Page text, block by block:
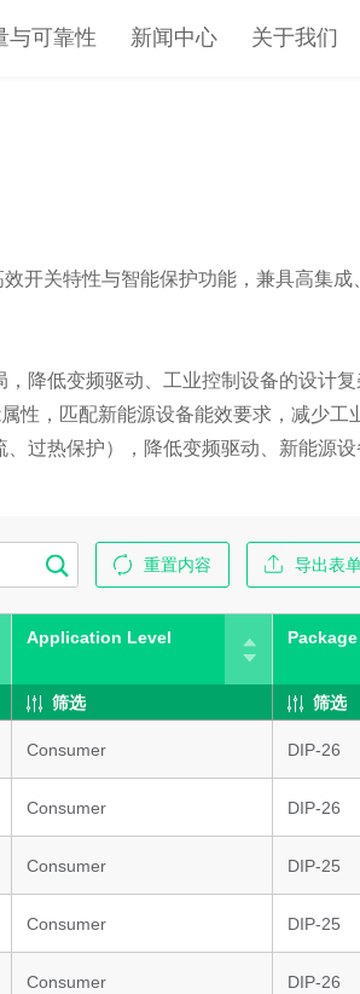
与可靠性 新闻中心 关于我们
效开关特性与智能保护功能，兼具高集
，降低变频驱动、工业控制设备的设计
性，匹配新能源设备能效要求，减少工
、过热保护），降低变频驱动、新能源
重置内容 导出表
Application Level
筛选
Package
筛选
Consumer DIP-26
Consumer DIP-26
Consumer DIP-25
Consumer DIP-25
Consumer DIP-26